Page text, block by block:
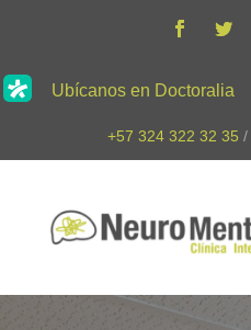
Ubícanos en Doctoralia
+57 324 322 32 35 /